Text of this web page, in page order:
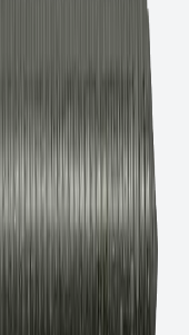
t=475 мм. ТДЦ